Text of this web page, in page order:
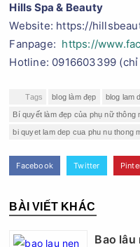
Hills Spa & Beauty
Website: https://
Fanpage: https://
Hotline: 0916603399
Tags blog làm đẹp blog lam
Bí quyết làm đẹp của phụ nữ thông
bi quyet lam dep cua phu nu thong
Facebook Twitter
BÀI VIẾT KHÁC
Bao lâu